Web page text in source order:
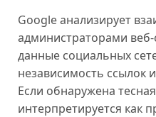
Google анализирует
администраторами веб-
данные социальных
независимость ссылок
Если обнаружена
интерпретируется как